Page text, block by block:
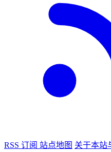
RSS 订阅 站点地图 关于本站